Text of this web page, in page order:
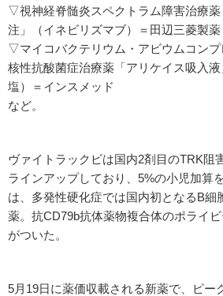
▽視神経脊髄炎スペクトラム障害治療
注」（イネビリズマブ）＝田辺三菱製薬
▽マイコバクテリウム・アビウムコン
核性抗酸菌症治療薬「アリケイス吸入
塩）＝インスメッド
など。
ヴァイトラックビは国内2剤目のTRK阻
ラインアップしており、5%の小児加算
は、多発性硬化症では国内初となるB細
薬。抗CD79b抗体薬物複合体のポライ
がついた。
5月19日に薬価収載される新薬で、ピー